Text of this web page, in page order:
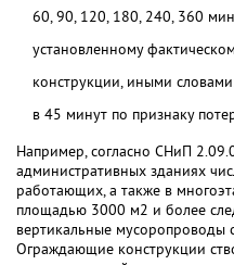
60, 90, 120, 180, 240, 360
установленному
конструкции, иными
в 45 минут по признаку
Например, согласно СНиП
административных зданиях
работающих, а также в
площадью 3000 м2 и более
вертикальные
Ограждающие конструкции